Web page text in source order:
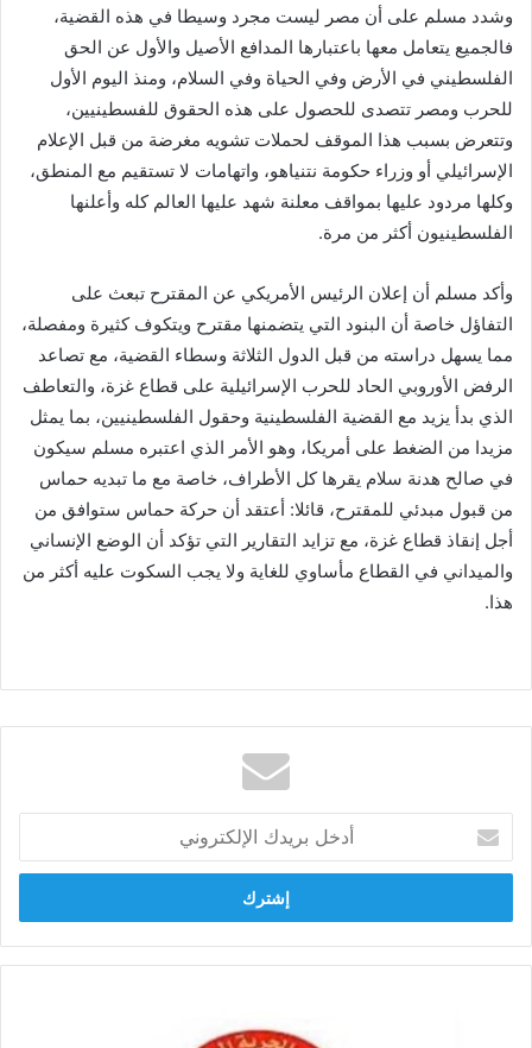
وشدد مسلم على أن مصر ليست مجرد وسيطا في هذه القضية،
فالجميع يتعامل معها باعتبارها المدافع الأصيل والأول عن الحق
الفلسطيني في الأرض وفي الحياة وفي السلام، ومنذ اليوم الأول
للحرب ومصر تتصدى للحصول على هذه الحقوق للفسطينيين،
وتتعرض بسبب هذا الموقف لحملات تشويه مغرضة من قبل الإعلام
الإسرائيلي أو وزراء حكومة نتنياهو، واتهامات لا تستقيم مع المنطق،
وكلها مردود عليها بمواقف معلنة شهد عليها العالم كله وأعلنها
الفلسطينيون أكثر من مرة.
وأكد مسلم أن إعلان الرئيس الأمريكي عن المقترح تبعث على
التفاؤل خاصة أن البنود التي يتضمنها مقترح ويتكوف كثيرة ومفصلة،
مما يسهل دراسته من قبل الدول الثلاثة وسطاء القضية، مع تصاعد
الرفض الأوروبي الحاد للحرب الإسرائيلية على قطاع غزة، والتعاطف
الذي بدأ يزيد مع القضية الفلسطينية وحقول الفلسطينيين، بما يمثل
مزيدا من الضغط على أمريكا، وهو الأمر الذي اعتبره مسلم سيكون
في صالح هدنة سلام يقرها كل الأطراف، خاصة مع ما تبديه حماس
من قبول مبدئي للمقترح، قائلا: أعتقد أن حركة حماس ستوافق من
أجل إنقاذ قطاع غزة، مع تزايد التقارير التي تؤكد أن الوضع الإنساني
والميداني في القطاع مأساوي للغاية ولا يجب السكوت عليه أكثر من
هذا.
بريدك
الإلكتروني